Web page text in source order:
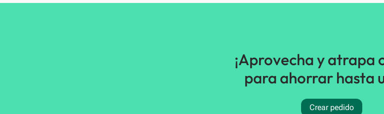
¡Aprovecha y atrapa
para ahorrar hasta
Crear pedido